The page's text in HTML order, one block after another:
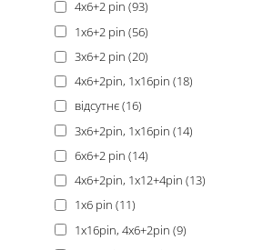
4x6+2 pin (93)
1x6+2 pin (56)
3x6+2 pin (20)
4x6+2pin, 1x16pin (18)
відсутнє (16)
3x6+2pin, 1x16pin (14)
6x6+2 pin (14)
4x6+2pin, 1x12+4pin (13)
1x6 pin (11)
1x16pin, 4x6+2pin (9)